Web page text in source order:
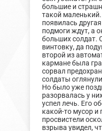
большие и
такой
появилась
подмоги ждут, а
больших солдат.
винтовку, да
второй из
кармане была
сорвал
солдаты
Но было уже
разорвалась у
успел лечь. Его
какой-то мусор и
просвистели
взрыва увидел,